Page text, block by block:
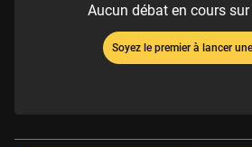
Aucun débat en cours
Soyez le premier à lancer